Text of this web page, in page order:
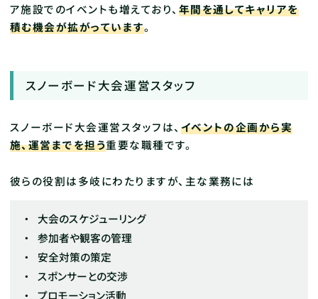
ア施設でのイベントも増えており、 年間を通してキャリアを
積む機会が拡がっています。
スノーボード大会運営スタッフ
スノーボード大会運営スタッフは、 イベントの企画から実
施、運営までを担う重要な職種です。
彼らの役割は多岐にわたりますが、主な業務には
大会のスケジューリング
参加者や観客の管理
安全対策の策定
スポンサーとの交渉
プロモーション活動